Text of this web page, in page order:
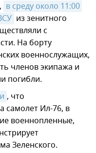
в среду около 11:00
из зенитного
с
На борту
военнослужащих,
членов экипажа и
погибли.
, что
самолет Ил-76, в
военнопленные,
Зеленского.